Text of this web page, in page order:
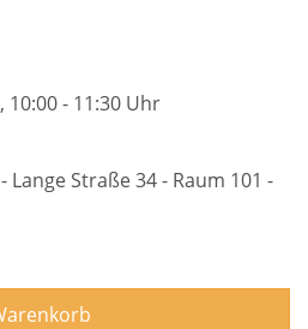
10:00 - 11:30 Uhr
Lange Straße 34 - Raum 101 -